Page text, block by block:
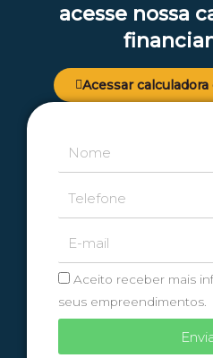
acesse nossa
Acessar
Aceito receber mais
seus empreendimentos.